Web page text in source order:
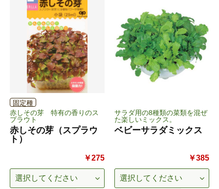
固定種
赤しその芽 特有の香りのス
プラウト
赤しその芽（スプラウ
ト）
￥275
サラダ用の8種類の菜類を混ぜ
た楽しいミックス。
ベビーサラダミックス
￥385